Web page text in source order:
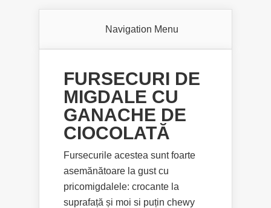
Navigation Menu
FURSECURI DE
MIGDALE CU
GANACHE DE
CIOCOLATĂ
Fursecurile acestea sunt foarte
asemănătoare la gust cu
pricomigdalele: crocante la
suprafață și moi si puțin chewy